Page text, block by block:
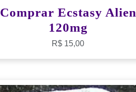
Comprar Ecstasy Alien
120mg
R$ 15,00